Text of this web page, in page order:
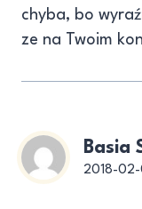
chyba, bo
ze na Twoim
Basia
2018-02-